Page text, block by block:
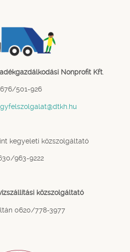
Nonprofit Kft
501-926
kegyeleti közszolgáltató
963-9222
közszolgáltató
0620/778-3977